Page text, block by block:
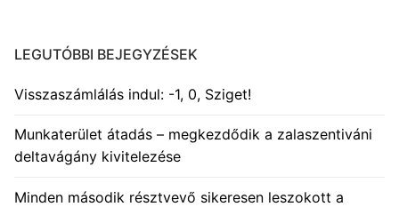
LEGUTÓBBI BEJEGYZÉSEK
Visszaszámlálás indul: -1, 0, Sziget!
Munkaterület átadás – megkezdődik a zalaszentiváni
deltavágány kivitelezése
Minden második résztvevő sikeresen leszokott a